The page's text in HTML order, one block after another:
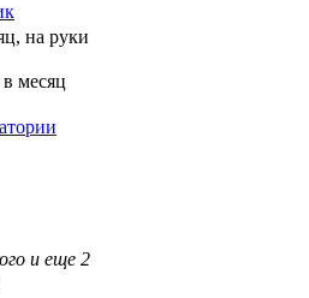
на руки
месяц
и еще 2